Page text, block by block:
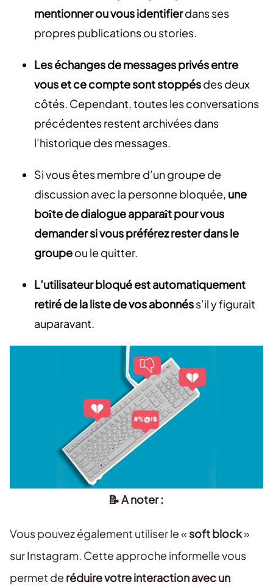
mentionner ou vous identifierdans ses
propres publications ou stories.
Les échanges de messages privés entre
vous et ce compte sont stoppésdes deux
côtés. Cependant, toutes les conversations
précédentes restent archivées dans
l’historique des messages.
Si vous êtes membre d’un groupe de
discussion avec la personne bloquée, une
boîte de dialogue apparaît pour vous
demander si vous préférez rester dans le
groupeou le quitter.
L’utilisateur bloqué est automatiquement
retiré de la liste de vos abonnéss’il y figurait
auparavant.
📝 A noter :
Vous pouvez également utiliser le « soft block»
sur Instagram. Cette approche informelle vous
permet de réduire votre interaction avec un